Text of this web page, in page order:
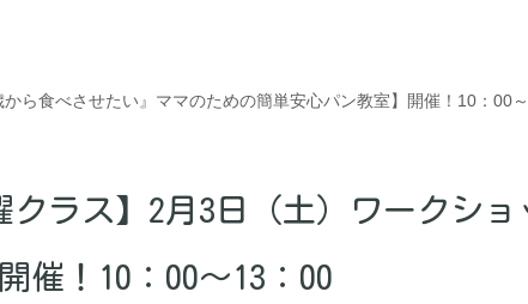
食べさせたい』ママのための簡単安心パン教室】開催！10：00
ラス】2月3日（土）ワークショ
催！10：00～13：00